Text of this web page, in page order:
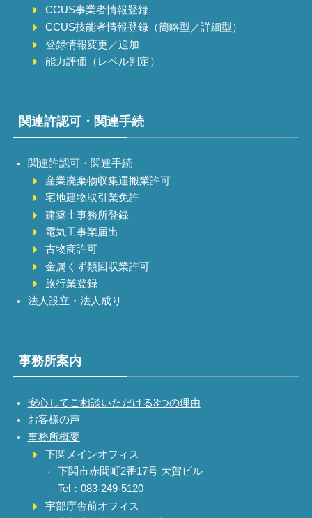
CCUS事業者情報登録
CCUS技能者情報登録（簡略型／詳細型）
登録情報変更／追加
能力評価（レベル判定）
関連許認可・関連手続
関連許認可・関連手続
産業廃棄物収集運搬業許可
宅地建物取引業免許
建築士事務所登録
電気工事業届出
古物商許可
金属くず類回収業許可
旅行業登録
法人設立・法人成り
事務所案内
安心してご相談いただける3つの理由
お客様の声
事務所概要
下関メインオフィス
下関市赤間町2番17号 大賀ビル
Tel：083-249-5120
宇部庁舎前オフィス